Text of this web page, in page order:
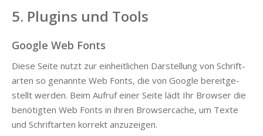
5. Plugins und Tools
Google Web Fonts
Die­se Sei­te nutzt zur ein­heit­li­chen Dar­stel­lung von Schrift­
ar­ten so genann­te Web Fonts, die von Goog­le bereit­ge­
stellt wer­den. Beim Auf­ruf einer Sei­te lädt Ihr Brow­ser die
benö­tig­ten Web Fonts in ihren Brow­ser­cache, um Tex­te
und Schrift­ar­ten kor­rekt anzuzeigen.